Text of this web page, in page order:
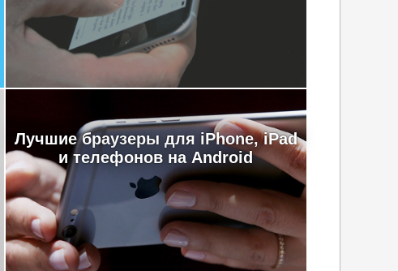
Лучшие браузеры для iPhone, iPad
и телефонов на Android